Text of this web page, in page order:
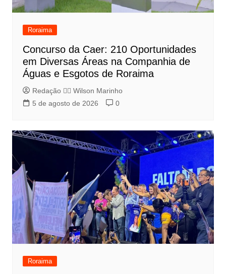
Roraima
Concurso da Caer: 210 Oportunidades
em Diversas Áreas na Companhia de
Águas e Esgotos de Roraima
Redação 👨‍⚖️​ Wilson Marinho
5 de agosto de 2026
0
Roraima